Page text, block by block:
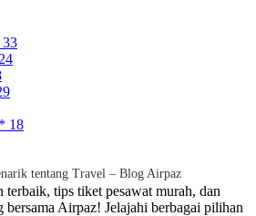
33
24
18
tentang Travel – Blog Airpaz
tips tiket pesawat murah, dan
bersama Airpaz! Jelajahi berbagai pilihan